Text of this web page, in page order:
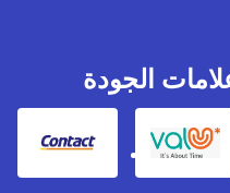
الجودة
Valu
Contact